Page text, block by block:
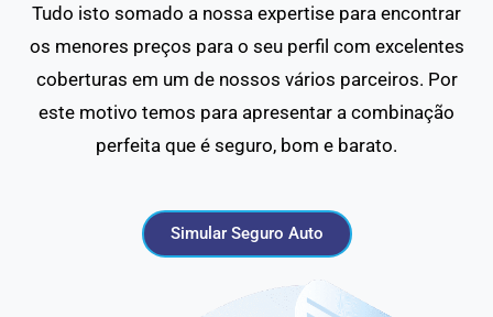
Tudo isto somado a nossa expertise para encontrar
os menores preços para o seu perfil com excelentes
coberturas em um de nossos vários parceiros. Por
este motivo temos para apresentar a combinação
perfeita que é seguro, bom e barato.
Simular Seguro Auto